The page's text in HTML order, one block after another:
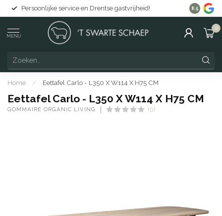
Persoonlijke service en Drentse gastvrijheid! Gratis
8.5
MENU
0
Home / Eettafel Carlo - L350 X W114 X H75 CM
Eettafel Carlo - L350 X W114 X H75 CM
GOMMAIRE ORGANIC LIVING (0)